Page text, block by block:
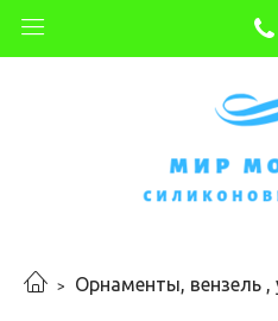
Орнаменты, вензель ,